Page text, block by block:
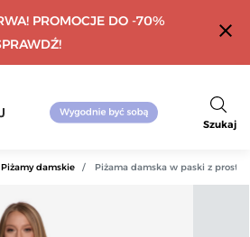
PROMOCJE DO -70%
close
Szukaj
Piżamy damskie Piżama damska w paski z